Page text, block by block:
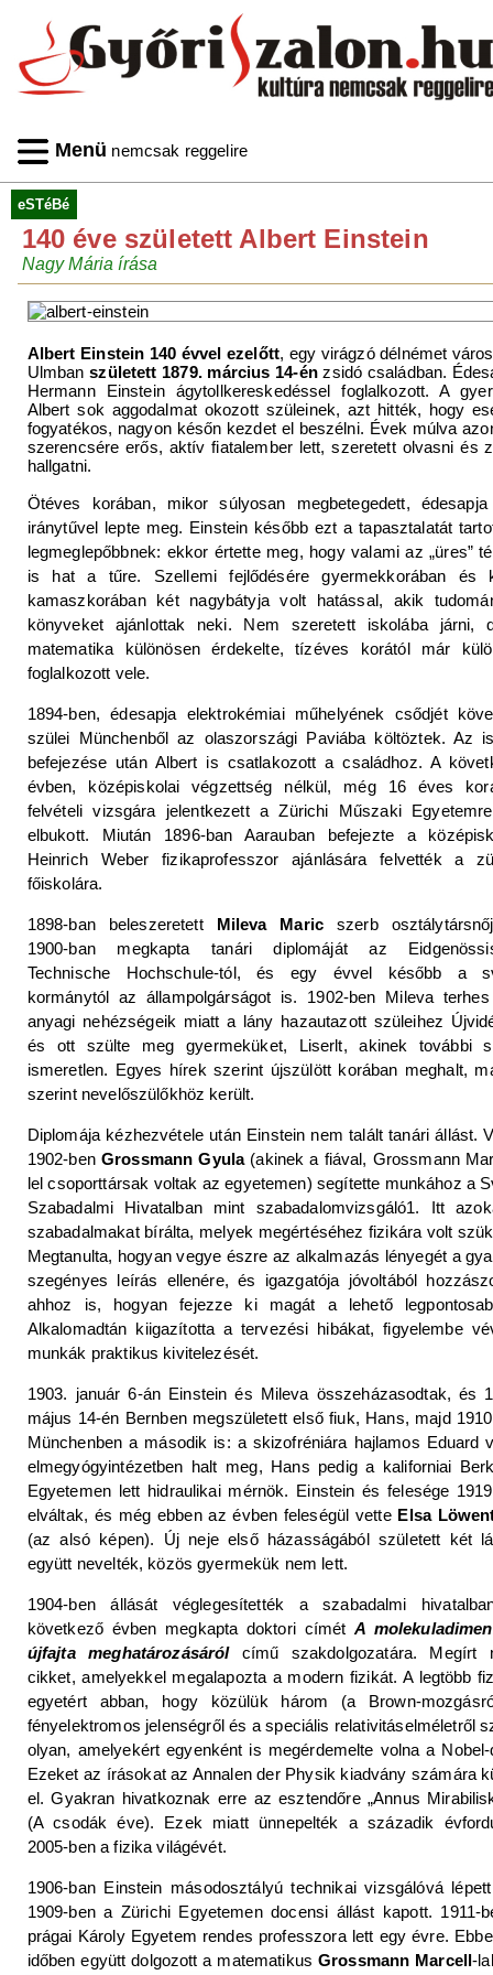
Menü nemcsak reggelire
eSTéBé
140 éve született Albert Einstein
Nagy Mária írása
Albert Einstein 140 évvel ezelőtt, egy virágzó délnémet
Ulmbanszületett 1879. március 14-énzsidó családban.
Hermann Einstein ágytollkereskedéssel foglalkozott. A
Albert sok aggodalmat okozott szüleinek, azt hitték, hogy
fogyatékos, nagyon későn kezdet el beszélni. Évek múlva
szerencsére erős, aktív fiatalember lett, szeretett olvasni és
hallgatni.
Ötéves korában, mikor súlyosan megbetegedett,
iránytűvel lepte meg. Einstein később ezt a tapasztalatát
legmeglepőbbnek: ekkor értette meg, hogy valami az „üres”
is hat a tűre. Szellemi fejlődésére gyermekkorában és
kamaszkorában két nagybátyja volt hatással, akik
könyveket ajánlottak neki. Nem szeretett iskolába járni,
matematika különösen érdekelte, tízéves korától már
foglalkozott vele.
1894-ben, édesapja elektrokémiai műhelyének csődjét
szülei Münchenből az olaszországi Paviába költöztek. Az
befejezése után Albert is csatlakozott a családhoz. A
évben, középiskolai végzettség nélkül, még 16 éves
felvételi vizsgára jelentkezett a Zürichi Műszaki
elbukott. Miután 1896-ban Aarauban befejezte a
Heinrich Weber fizikaprofesszor ajánlására felvették a
főiskolára.
1898-ban beleszeretett Mileva Maric szerb
1900-ban megkapta tanári diplomáját az
Technische Hochschule-tól, és egy évvel később a
kormánytól az állampolgárságot is. 1902-ben Mileva
anyagi nehézségeik miatt a lány hazautazott szüleihez
és ott szülte meg gyermeküket, Liserlt, akinek további
ismeretlen. Egyes hírek szerint újszülött korában meghalt,
szerint nevelőszülőkhöz került.
Diplomája kézhezvétele után Einstein nem talált tanári állást.
1902-ben Grossmann Gyula(akinek a fiával, Grossmann
lel csoporttársak voltak az egyetemen) segítette munkához a
Szabadalmi Hivatalban mint szabadalomvizsgáló1. Itt
szabadalmakat bírálta, melyek megértéséhez fizikára volt
Megtanulta, hogyan vegye észre az alkalmazás lényegét a
szegényes leírás ellenére, és igazgatója jóvoltából
ahhoz is, hogyan fejezze ki magát a lehető
Alkalomadtán kiigazította a tervezési hibákat, figyelembe
munkák praktikus kivitelezését.
1903. január 6-án Einstein és Mileva összeházasodtak, és
május 14-én Bernben megszületett első fiuk, Hans, majd
Münchenben a második is: a skizofréniára hajlamos Eduard
elmegyógyintézetben halt meg, Hans pedig a kaliforniai
Egyetemen lett hidraulikai mérnök. Einstein és felesége
elváltak, és még ebben az évben feleségül vetteElsa
(az alsó képen). Új neje első házasságából született két
együtt nevelték, közös gyermekük nem lett.
1904-ben állását véglegesítették a szabadalmi
következő évben megkapta doktori címét A
újfajta meghatározásáról
című szakdolgozatára. Megírt
cikket, amelyekkel megalapozta a modern fizikát. A legtöbb
egyetért abban, hogy közülük három (a Brown-
fényelektromos jelenségről és a speciális relativitáselméletről
olyan, amelyekért egyenként is megérdemelte volna a Nobel-
Ezeket az írásokat az Annalen der Physik kiadvány számára
el. Gyakran hivatkoznak erre az esztendőre „Annus
(A csodák éve). Ezek miatt ünnepelték a századik
2005-ben a fizika világévét.
1906-ban Einstein másodosztályú technikai vizsgálóvá
1909-ben a Zürichi Egyetemen docensi állást kapott. 1911-
prágai Károly Egyetem rendes professzora lett egy évre.
időben együtt dolgozott a matematikus Grossmann Marcell-